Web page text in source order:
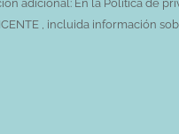
adicional: En la Política de
, incluida información